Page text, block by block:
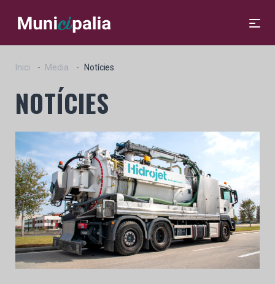
Inici Media Notícies
NOTÍCIES